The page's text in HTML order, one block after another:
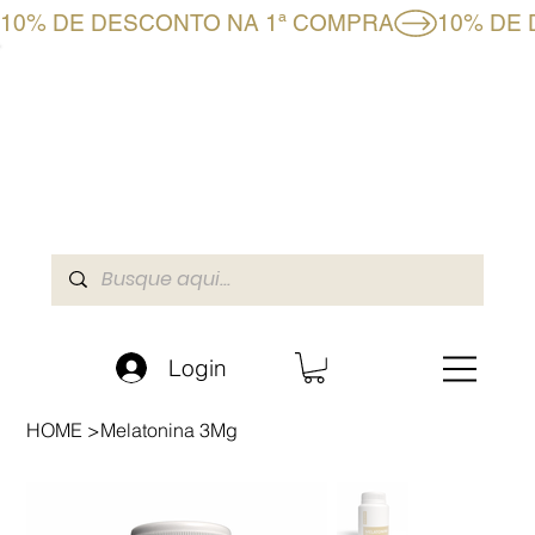
10% DE DESCONTO NA 1ª COMPRA
Login
HOME >Melatonina 3Mg